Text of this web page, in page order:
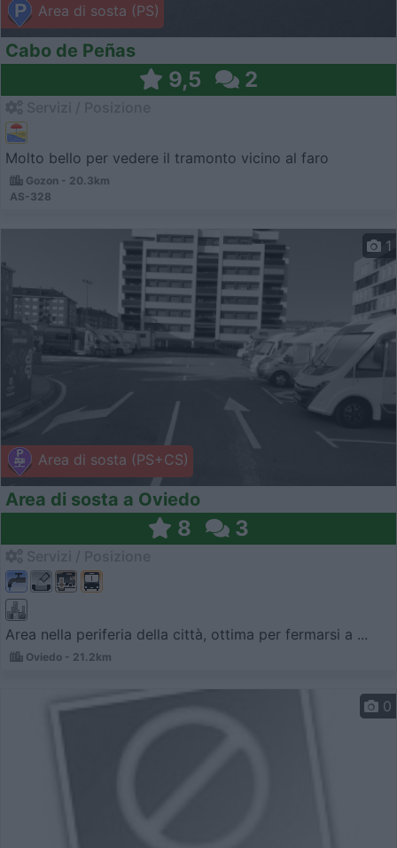
Area di sosta (PS)
Cabo de Peñas
9,5 2
Molto bello per vedere il tramonto vicino al faro
Gozon - 20.3km
AS-328
Area di sosta (PS+CS)
1
Area di sosta a Oviedo
8 3
Area nella periferia della città, ottima per fermarsi a ...
Oviedo - 21.2km
0